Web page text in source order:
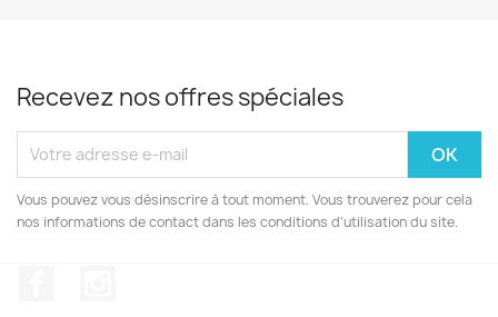
Recevez nos offres spéciales
Vous pouvez vous désinscrire à tout moment. Vous trouverez pour cela
nos informations de contact dans les conditions d'utilisation du site.